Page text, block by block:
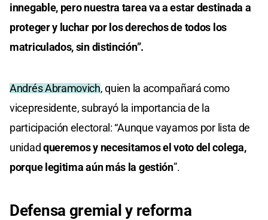
innegable, pero nuestra tarea va a estar destinada a
proteger y luchar por los derechos de todos los
matriculados, sin distinción”.
Andrés Abramovich, quien la acompañará como
vicepresidente, subrayó la importancia de la
participación electoral: “Aunque vayamos por lista de
unidadqueremos y necesitamos el voto del colega,
porque legitima aún más la gestión”.
Defensa gremial y reforma